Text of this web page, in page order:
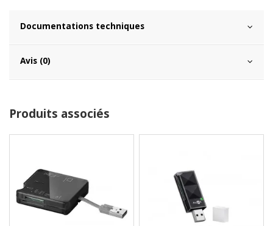
Documentations techniques
Avis (0)
Produits associés